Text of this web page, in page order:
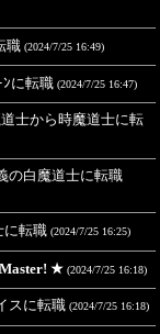
職 (2024/7/25 16:49)
ﾝに転職 (2024/7/25 16:47)
士から時魔道士に転
の白魔道士に転職
に転職 (2024/7/25 16:25)
★ (2024/7/25 16:18)
スに転職 (2024/7/25 16:18)